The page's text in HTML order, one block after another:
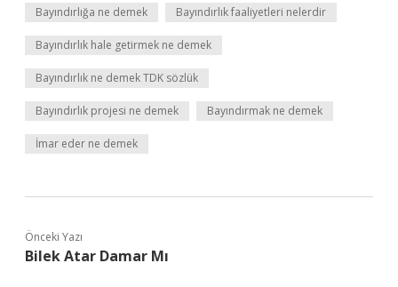
Bayındırlığa ne demek Bayındırlık faaliyetleri nelerdir
Bayındırlık hale getirmek ne demek
Bayındırlık ne demek TDK sözlük
Bayındırlık projesi ne demek Bayındırmak ne demek
İmar eder ne demek
Önceki Yazı
Bilek Atar Damar Mı